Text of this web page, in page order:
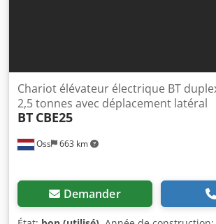
Oss 663 km
Chariot élévateur électrique BT
2,5 tonnes avec déplacement latéral
BT CBE25
Demander